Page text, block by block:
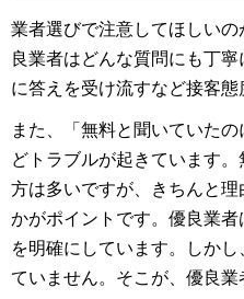
業者選びで注意してほしい
良業者はどんな質問にも丁
に答えを受け流すなど接客態
また、「無料と聞いていた
どトラブルが起きています
方は多いですが、きちんと
かがポイントです。優良業者
を明確にしています。しか
ていません。そこが、優良